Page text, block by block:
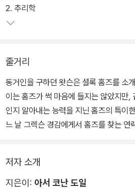
는 긴장감과 사건을 풀어가는 추리방식은
뗄 수 없게끔 만든다. 결과적으로 이 작품
2. 추리학
줄거리
동거인을 구하던 왓슨은 셜록 홈즈를 소
이는 홈즈가 썩 마음에 들지는 않았지만,
인지 알아내는 능력을 지닌 홈즈의 특이
느 날 그렉슨 경감에게서 홈즈를 찾는 연
센티미터에 인도산 트리치노폴리 담배를
저자 소개
지은이: 아서 코난 도일